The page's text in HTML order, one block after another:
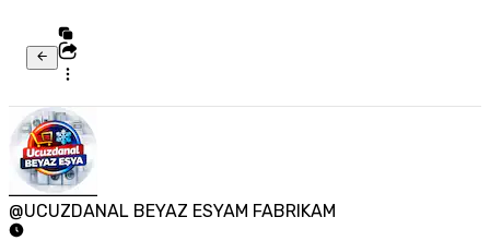
@UCUZDANAL BEYAZ ESYAM FABRIKAM